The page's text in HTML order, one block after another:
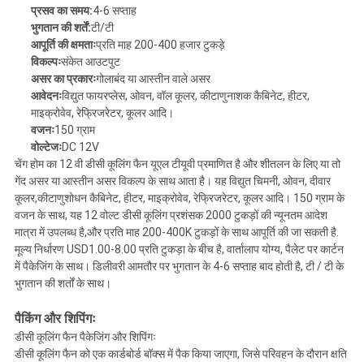
प्रसव का समय:4-6 सप्ताह
भुगतान की शर्तें:टी/टी
आपूर्ति की क्षमताःप्रति माह 200-400 हजार टुकड़े
विकल्पःसंकेत आउटपुट
असर का प्रकारःगोलाबंद या आस्तीन वाले असर
आवेदनःविद्युत फायरप्लेस, ओवन, वॉल कूलर, कीटाणुनाशक कैबिनेट, हीटर,
माइक्रोवेव, रेफ्रिजरेटर, कूलर आदि।
वजनः150 ग्राम
वोल्टेजःDC 12V
चेंग होम का 12 वी डीसी कूलिंग फैन यूएल टीयूवी प्रमाणित है और शीतलन के लिए या तो
गेंद असर या आस्तीन असर विकल्प के साथ आता है। यह विद्युत चिमनी, ओवन, दीवार
कूलर,कीटाणुशोधन कैबिनेट, हीटर, माइक्रोवेव, रेफ्रिजरेटर, कूलर आदि। 150 ग्राम के
वजन के साथ, यह 12 वोल्ट डीसी कूलिंग प्रशंसक 2000 टुकड़ों की न्यूनतम आदेश
मात्रा में उपलब्ध है,और प्रति माह 200-400K टुकड़ों के साथ आपूर्ति की जा सकती है.
मूल्य निर्धारण USD1.00-8.00 प्रति टुकड़ा के बीच है, वार्तालाप योग्य, पैलेट पर कार्टन
में पैकेजिंग के साथ। डिलीवरी आमतौर पर भुगतान के 4-6 सप्ताह बाद होती है, टी / टी के
भुगतान की शर्तों के साथ।
पैकिंग और शिपिंगः
डीसी कूलिंग फैन पैकेजिंग और शिपिंगः
डीसी कूलिंग फैन को एक कार्डबोर्ड बॉक्स में पैक किया जाएगा, जिसे परिवहन के दौरान क्षति